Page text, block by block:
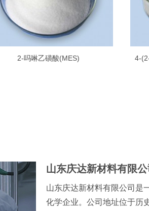
2-吗啉乙磺酸(MES) 4-
山东庆达新材料有限公
山东庆达新材料有限公司是
化学企业。公司地址位于历